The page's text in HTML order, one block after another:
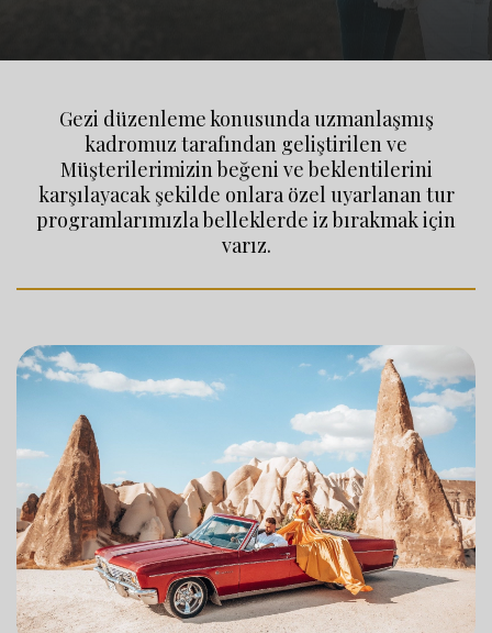
Gezi düzenleme konusunda uzmanlaşmış
kadromuz tarafından geliştirilen ve
Müşterilerimizin beğeni ve beklentilerini
karşılayacak şekilde onlara özel uyarlanan tur
programlarımızla belleklerde iz bırakmak için
varız.